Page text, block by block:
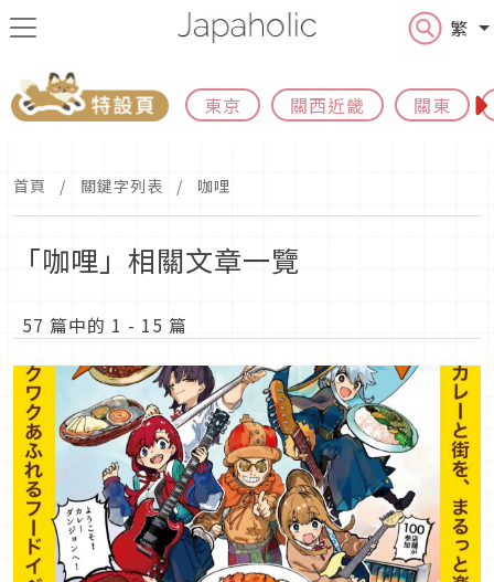
繁
東京 關西近畿 關東
首頁 關鍵字列表 咖哩
「咖哩」相關文章一覽
57 篇中的 1 - 15 篇